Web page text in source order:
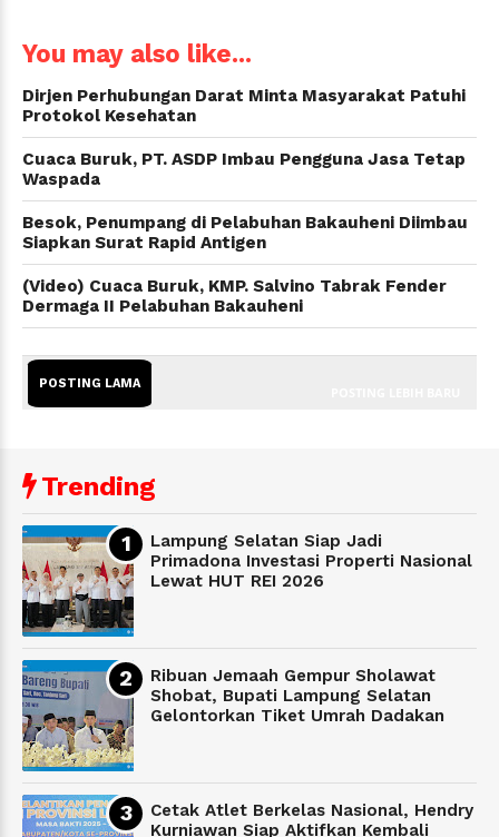
You may also like...
Dirjen Perhubungan Darat Minta Masyarakat Patuhi
Protokol Kesehatan
Cuaca Buruk, PT. ASDP Imbau Pengguna Jasa Tetap
Waspada
Besok, Penumpang di Pelabuhan Bakauheni Diimbau
Siapkan Surat Rapid Antigen
(Video) Cuaca Buruk, KMP. Salvino Tabrak Fender
Dermaga II Pelabuhan Bakauheni
POSTING LAMA
Trending
Lampung Selatan Siap Jadi
Primadona Investasi Properti Nasional
Lewat HUT REI 2026
Ribuan Jemaah Gempur Sholawat
Shobat, Bupati Lampung Selatan
Gelontorkan Tiket Umrah Dadakan
Cetak Atlet Berkelas Nasional, Hendry
Kurniawan Siap Aktifkan Kembali